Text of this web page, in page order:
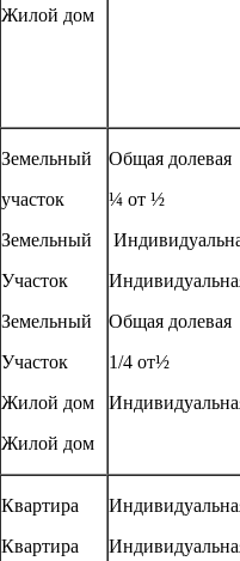
Жилой дом
Земельный
участок
Земельный
Участок
Земельный
Участок
Жилой дом
Жилой дом
Общая долевая
¼ от ½
Общая долевая
1/4 от½
Квартира
Квартира